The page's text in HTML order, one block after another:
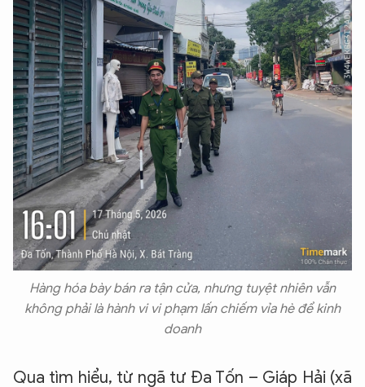
Hàng hóa bày bán ra tận cửa, nhưng tuyệt nhiên vẫn
không phải là hành vi vi phạm lấn chiếm vỉa hè để kinh
doanh
Qua tìm hiểu, từ ngã tư Đa Tốn – Giáp Hải (xã